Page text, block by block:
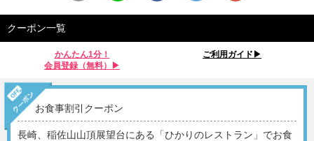
クーポン一覧
かんたん1分！
会員登録（無料）▶︎
ご利用ガイド▶︎
お食事割引クーポン
長崎、稲佐山山頂展望台にある「ひかりのレストラン」でお食